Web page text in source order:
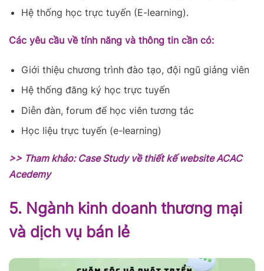
Hệ thống học trực tuyến (E-learning).
Các yêu cầu về tính năng và thông tin cần có:
Giới thiệu chương trình đào tạo, đội ngũ giảng viên
Hệ thống đăng ký học trực tuyến
Diễn đàn, forum để học viên tương tác
Học liệu trực tuyến (e-learning)
>> Tham khảo: Case Study về thiết kế website ACAC
Acedemy
5. Ngành kinh doanh thương mại
và dịch vụ bán lẻ